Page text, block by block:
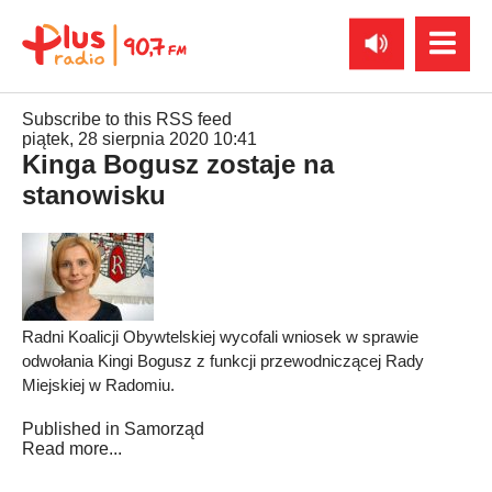
Subscribe to this RSS feed
piątek, 28 sierpnia 2020 10:41
Kinga Bogusz zostaje na
stanowisku
Radni Koalicji Obywtelskiej wycofali wniosek w sprawie
odwołania Kingi Bogusz z funkcji przewodniczącej Rady
Miejskiej w Radomiu.
Published in Samorząd
Read more...